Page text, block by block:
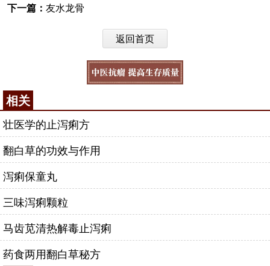
下一篇： 友水龙骨
返回首页
相关
壮医学的止泻痢方
翻白草的功效与作用
泻痢保童丸
三味泻痢颗粒
马齿苋清热解毒止泻痢
药食两用翻白草秘方